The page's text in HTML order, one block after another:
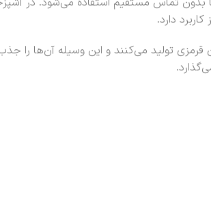
دارد.
تولید می‌کنند و این وسیله آن‌‌ها را